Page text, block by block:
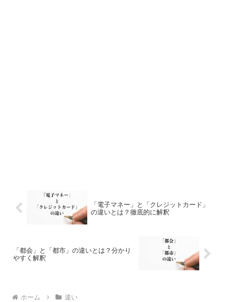
「電子マネー」と「クレジットカード」
の違いとは？徹底的に解釈
「都会」と「都市」の違いとは？分かり
やすく解釈
ホーム 違い